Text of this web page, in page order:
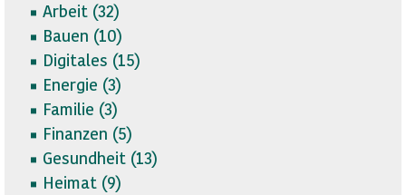
Arbeit (32)
Bauen (10)
Digitales (15)
Energie (3)
Familie (3)
Finanzen (5)
Gesundheit (13)
Heimat (9)